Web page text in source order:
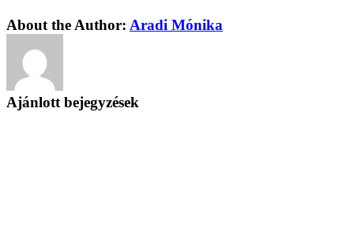
About the Author: Aradi Mónika
Ajánlott bejegyzések